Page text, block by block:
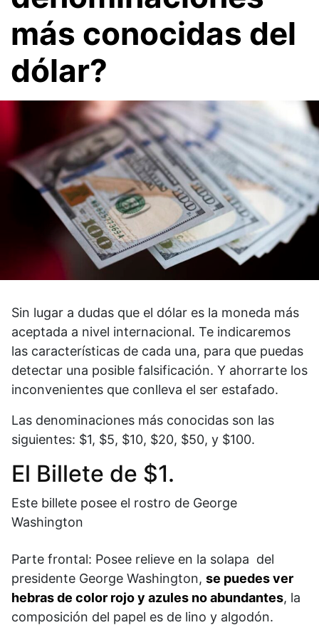
más conocidas del
dólar?
Sin lugar a dudas que el dólar es la moneda más
aceptada a nivel internacional. Te indicaremos
las características de cada una, para que puedas
detectar una posible falsificación. Y ahorrarte los
inconvenientes que conlleva el ser estafado.
Las denominaciones más conocidas son las
siguientes: $1, $5, $10, $20, $50, y $100.
El Billete de $1.
Este billete posee el rostro de George
Washington
Parte frontal: Posee relieve en la solapa del
presidente George Washington, se puedes ver
hebras de color rojo y azules no abundantes, la
composición del papel es de lino y algodón.